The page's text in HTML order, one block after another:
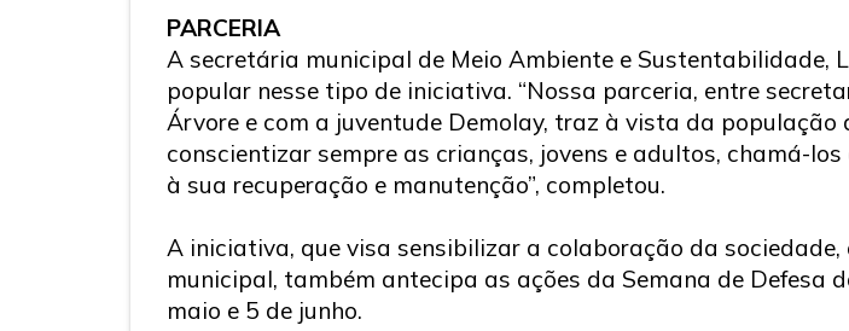
PARCERIA
A secretária municipal de Meio Ambiente e
popular nesse tipo de iniciativa. “Nossa parceria, entre
Árvore e com a juventude Demolay, traz à vista da
conscientizar sempre as crianças, jovens e adultos, chamá-
à sua recuperação e manutenção”, completou.
A iniciativa, que visa sensibilizar a colaboração da
municipal, também antecipa as ações da Semana de Defesa
maio e 5 de junho.